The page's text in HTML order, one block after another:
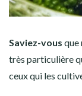
Saviez-vous que
très particulière
ceux qui les